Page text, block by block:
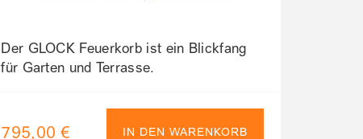
Der GLOCK Feuerkorb ist ein Blickfang
für Garten und Terrasse.
mit Feuertopf können zum Grillen und
Kochen im Freien verwendet werden.
795,00 € IN DEN WARENKORB